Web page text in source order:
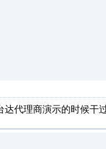
代理商演示的时候干